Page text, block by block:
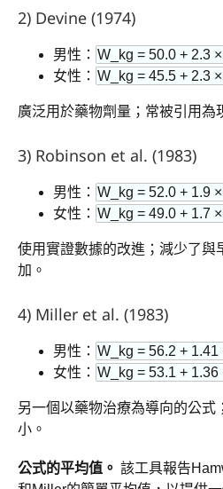
2) Devine (1974)
男性： W_kg = 50.0 + 2.3
女性： W_kg = 45.5 + 2.3
廣泛用於藥物劑量；常被引用為
3) Robinson et al. (1983)
男性： W_kg = 52.0 + 1.9
女性： W_kg = 49.0 + 1.7
使用實證數據的改進；減少了與
加。
4) Miller et al. (1983)
男性： W_kg = 56.2 + 1.41
女性： W_kg = 53.1 + 1.36
另一個以藥物治療為導向的公式
小。
公式的平均值。 該工具報告